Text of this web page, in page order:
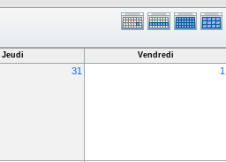
Jeudi Vendredi
31 1